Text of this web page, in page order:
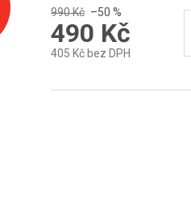
990 Kč –50 %
490 Kč
405 Kč bez DPH